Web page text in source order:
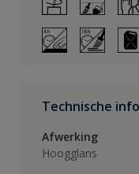
Technische
Afwerking
Hoogglans